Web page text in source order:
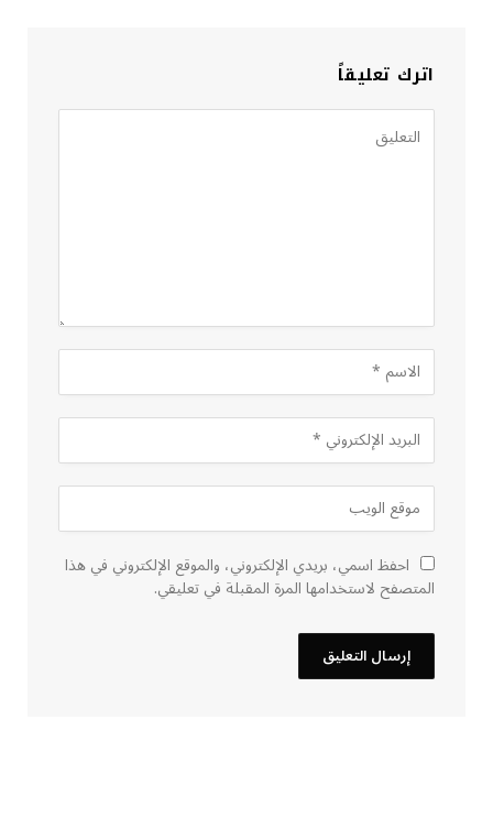
اترك تعليقاً
احفظ اسمي، بريدي الإلكتروني، والموقع الإلكتروني في هذا
المتصفح لاستخدامها المرة المقبلة في تعليقي.